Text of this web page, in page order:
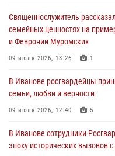
занятие с вопитанниками
27 июля 2026, 12:56
Координационный совет по
Ивановской области
24 июля 2026, 15:25
Священнослужитель
семейных ценностях на
и Февронии Муромских
09 июля 2026, 13:26 1
В Иванове росгвардейцы
семьи, любви и верности
09 июля 2026, 12:40 5
В Иванове сотрудники
эпоху исторических вызовов